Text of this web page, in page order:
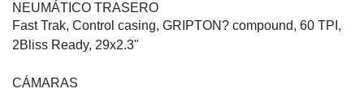
NEUMÁTICO TRASERO
Fast Trak, Control casing, GRIPTON? compound, 60 TPI,
2Bliss Ready, 29x2.3"
CÁMARAS